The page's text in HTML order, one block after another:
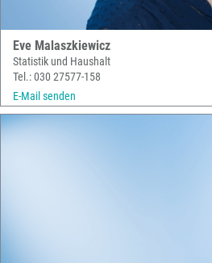
Eve Malaszkiewicz
Statistik und Haushalt
Tel.: 030 27577-158
E-Mail senden